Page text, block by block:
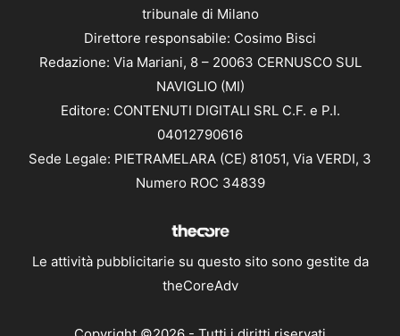
tribunale di Milano
Direttore responsabile: Cosimo Bisci
Redazione: Via Mariani, 8 – 20063 CERNUSCO SUL
NAVIGLIO (MI)
Editore: CONTENUTI DIGITALI SRL C.F. e P.I.
04012790616
Sede Legale: PIETRAMELARA (CE) 81051, Via VERDI, 3
Numero ROC 34839
Le attività pubblicitarie su questo sito sono gestite da
theCoreAdv